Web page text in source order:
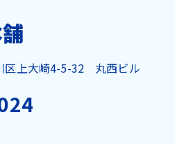
区上大崎4-5-32 丸西ビル